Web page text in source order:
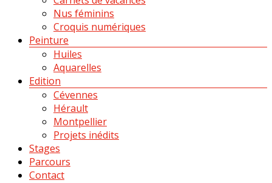
Nus féminins
Croquis numériques
Peinture
Huiles
Aquarelles
Edition
Cévennes
Hérault
Montpellier
Projets inédits
Stages
Parcours
Contact